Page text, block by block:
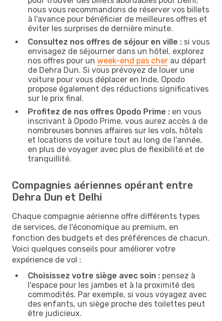
nous vous recommandons de réserver vos billets
à l'avance pour bénéficier de meilleures offres et
éviter les surprises de dernière minute.
Consultez nos offres de séjour en ville : si vous
envisagez de séjourner dans un hôtel, explorez
nos offres pour un week-end pas cher au départ
de Dehra Dun. Si vous prévoyez de louer une
voiture pour vous déplacer en Inde, Opodo
propose également des réductions significatives
sur le prix final.
Profitez de nos offres Opodo Prime : en vous
inscrivant à Opodo Prime, vous aurez accès à de
nombreuses bonnes affaires sur les vols, hôtels
et locations de voiture tout au long de l'année,
en plus de voyager avec plus de flexibilité et de
tranquillité.
Compagnies aériennes opérant entre
Dehra Dun et Delhi
Chaque compagnie aérienne offre différents types
de services, de l'économique au premium, en
fonction des budgets et des préférences de chacun.
Voici quelques conseils pour améliorer votre
expérience de vol :
Choisissez votre siège avec soin : pensez à
l'espace pour les jambes et à la proximité des
commodités. Par exemple, si vous voyagez avec
des enfants, un siège proche des toilettes peut
être judicieux.